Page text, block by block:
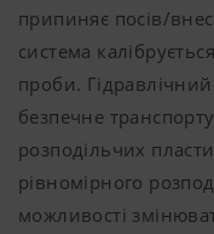
припиняє посів/
система
проби.
безпечне
розподільчих
рівномірного
можливості